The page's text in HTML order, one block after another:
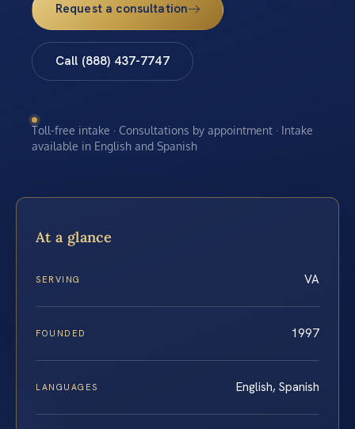
Request a consultation
Call (888) 437-7747
Toll-free intake · Consultations by appointment · Intake
available in English and Spanish
At a glance
SERVING VA
FOUNDED 1997
LANGUAGES English, Spanish